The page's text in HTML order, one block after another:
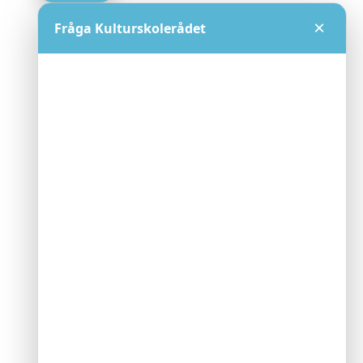
Fråga Kulturskolerådet ×